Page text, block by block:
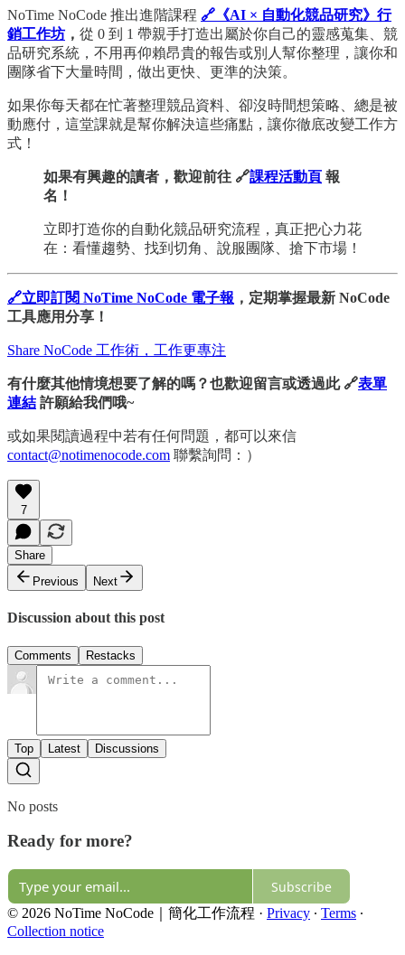
NoTime NoCode 推出進階課程 🔗《AI × 自動化競品研究》行
銷工作坊 ， 從 0 到 1 帶親手打造出屬於你自己的靈感蒐集、競
品研究系統，不用再仰賴昂貴的報告或別人幫你整理，讓你和
團隊省下大量時間，做出更快、更準的決策。
如果你每天都在忙著整理競品資料、卻沒時間想策略、總是被
動應付，這堂課就是幫你解決這些痛點，讓你徹底改變工作方
式！
如果有興趣的讀者，歡迎前往 🔗課程活動頁 報
名！
立即打造你的自動化競品研究流程，真正把心力花
在：看懂趨勢、找到切角、說服團隊、搶下市場！
🔗立即訂閱 NoTime NoCode 電子報 ，定期掌握最新 NoCode
工具應用分享！
Share NoCode 工作術，工作更專注
有什麼其他情境想要了解的嗎？也歡迎留言或透過此 🔗表單
連結 許願給我們哦~
或如果閱讀過程中若有任何問題，都可以來信
contact@notimenocode.com 聯繫詢問：）
7
Share
Previous
Next
Discussion about this post
Comments Restacks
Top Latest Discussions
No posts
Ready for more?
Subscribe
© 2026 NoTime NoCode｜簡化工作流程 · Privacy ∙ Terms ∙
Collection notice